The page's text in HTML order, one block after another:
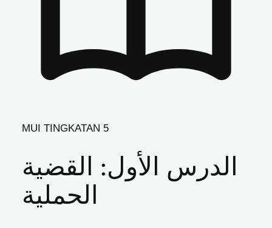
MUI TINGKATAN 5
الدرس الأول: القضية
الحملية